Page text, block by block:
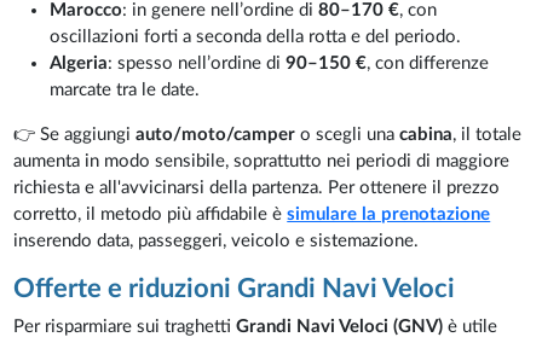
Marocco: in genere nell’ordine di80–170 €, con
oscillazioni forti a seconda della rotta e del periodo.
Algeria: spesso nell’ordine di90–150 €, con differenze
marcate tra le date.
👉 Se aggiungiauto/moto/camper o scegli unacabina, il totale
aumenta in modo sensibile, soprattutto nei periodi di maggiore
richiesta e all'avvicinarsi della partenza. Per ottenere il prezzo
corretto, il metodo più affidabile èsimulare la prenotazione
inserendo data, passeggeri, veicolo e sistemazione.
Offerte e riduzioni Grandi Navi Veloci
Per risparmiare sui traghettiGrandi Navi Veloci (GNV) è utile